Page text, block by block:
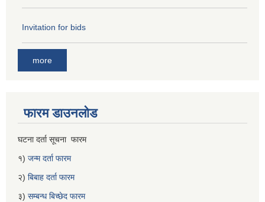
Invitation for bids
more
फारम डाउनलोड
घटना दर्ता सूचना फारम
१) जन्म दर्ता फारम
२) बिबाह दर्ता फारम
३) सम्बन्ध बिच्छेद फारम